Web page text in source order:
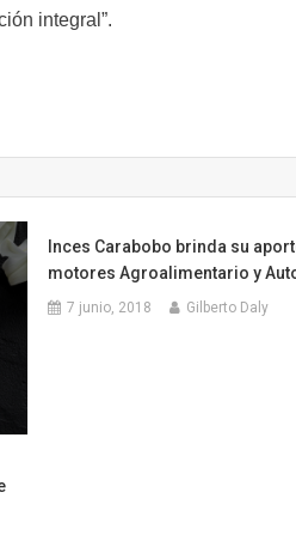
integral”.
Inces Carabobo brinda su
motores Agroalimentario y
7 junio, 2018 Gilberto Daly